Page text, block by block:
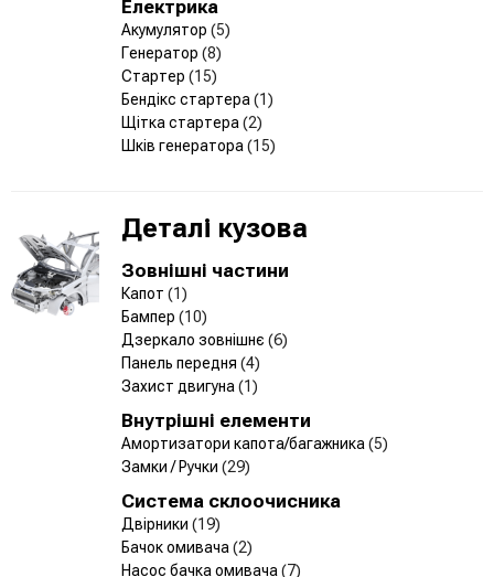
Електрика
Акумулятор (5)
Генератор (8)
Стартер (15)
Бендікс стартера (1)
Щітка стартера (2)
Шків генератора (15)
Деталі кузова
Зовнішні частини
Капот (1)
Бампер (10)
Дзеркало зовнішнє (6)
Панель передня (4)
Захист двигуна (1)
Внутрішні елементи
Амортизатори капота/багажника (5)
Замки / Ручки (29)
Система склоочисника
Двірники (19)
Бачок омивача (2)
Насос бачка омивача (7)